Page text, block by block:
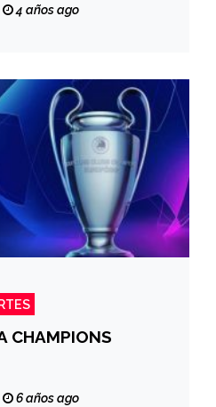
4 años ago
CHAMPIONS
6 años ago